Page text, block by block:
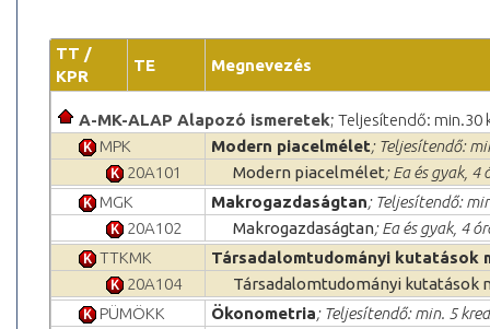
TT /
KPR
TE Megnevezés
A-MK-ALAP Alapozó ismeretek; Teljesítendő: min.30
MPK
Modern piacelmélet; Teljesítendő:
20A101
Modern piacelmélet; Ea és gyak, 4
MGK
Makrogazdaságtan; Teljesítendő:
20A102
Makrogazdaságtan; Ea és gyak, 4
TTKMK
Társadalomtudományi kutatások
20A104
Társadalomtudományi kutatások
PÜMÖKK
Ökonometria; Teljesítendő: min. 5